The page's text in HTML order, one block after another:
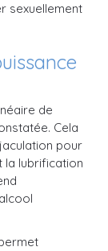
sexuellement
de
Cela
pour
la lubrification